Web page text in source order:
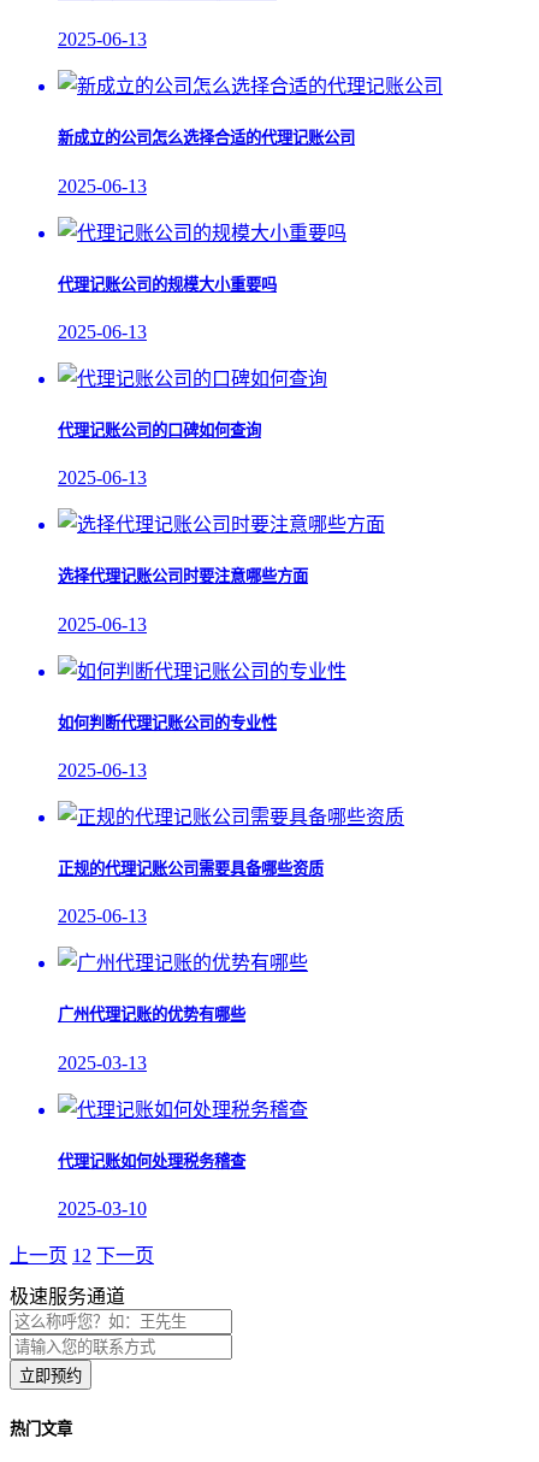
2025-06-13
新成立的公司怎么选择合适的代理记账公司
2025-06-13
代理记账公司的规模大小重要吗
2025-06-13
代理记账公司的口碑如何查询
2025-06-13
选择代理记账公司时要注意哪些方面
2025-06-13
如何判断代理记账公司的专业性
2025-06-13
正规的代理记账公司需要具备哪些资质
2025-06-13
广州代理记账的优势有哪些
2025-03-13
代理记账如何处理税务稽查
2025-03-10
上一页 1 2 下一页
极速服务通道
立即预约
热门文章